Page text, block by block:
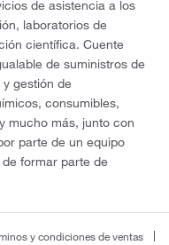
de asistencia a los
laboratorios de
científica. Cuente
de suministros de
gestión de
consumibles,
mucho más, junto con
parte de un equipo
formar parte de
y condiciones de ventas